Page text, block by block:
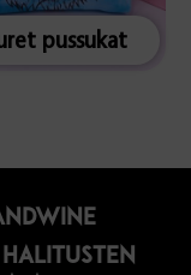
pussukat
halitusten